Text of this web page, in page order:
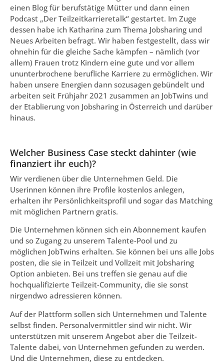
einen Blog für berufstätige Mütter und dann einen
Podcast „Der Teilzeitkarrieretalk“ gestartet. Im Zuge
dessen habe ich Katharina zum Thema Jobsharing und
Neues Arbeiten befragt. Wir haben festgestellt, dass wir
ohnehin für die gleiche Sache kämpfen – nämlich (vor
allem) Frauen trotz Kindern eine gute und vor allem
ununterbrochene berufliche Karriere zu ermöglichen. Wir
haben unsere Energien dann sozusagen gebündelt und
arbeiten seit Frühjahr 2021 zusammen an JobTwins und
der Etablierung von Jobsharing in Österreich und darüber
hinaus.
Welcher Business Case steckt dahinter (wie
finanziert ihr euch)?
Wir verdienen über die Unternehmen Geld. Die
Userinnen können ihre Profile kostenlos anlegen,
erhalten ihr Persönlichkeitsprofil und sogar das Matching
mit möglichen Partnern gratis.
Die Unternehmen können sich ein Abonnement kaufen
und so Zugang zu unserem Talente-Pool und zu
möglichen JobTwins erhalten. Sie können bei uns alle Jobs
posten, die sie in Teilzeit und Vollzeit mit Jobsharing
Option anbieten. Bei uns treffen sie genau auf die
hochqualifizierte Teilzeit-Community, die sie sonst
nirgendwo adressieren können.
Auf der Plattform sollen sich Unternehmen und Talente
selbst finden. Personalvermittler sind wir nicht. Wir
unterstützen mit unserem Angebot aber die Teilzeit-
Talente dabei, von Unternehmen gefunden zu werden.
Und die Unternehmen, diese zu entdecken.